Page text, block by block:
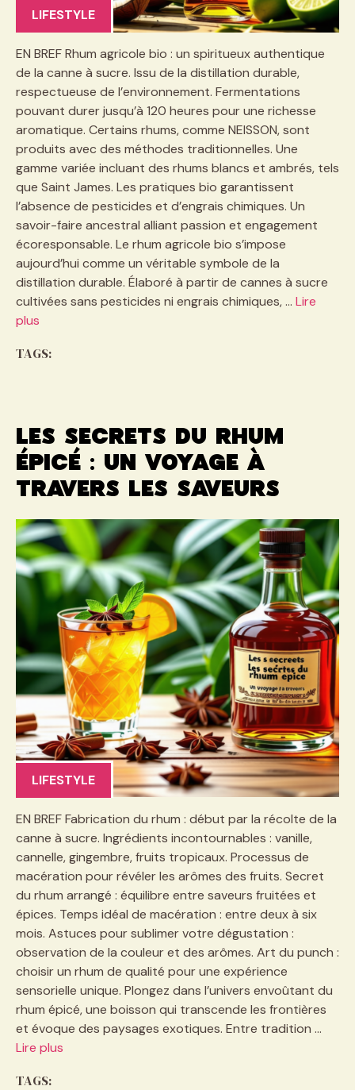
LIFESTYLE
EN BREF Rhum agricole bio : un spiritueux authentique
de la canne à sucre. Issu de la distillation durable,
respectueuse de l’environnement. Fermentations
pouvant durer jusqu’à 120 heures pour une richesse
aromatique. Certains rhums, comme NEISSON, sont
produits avec des méthodes traditionnelles. Une
gamme variée incluant des rhums blancs et ambrés, tels
que Saint James. Les pratiques bio garantissent
l’absence de pesticides et d’engrais chimiques. Un
savoir-faire ancestral alliant passion et engagement
écoresponsable. Le rhum agricole bio s’impose
aujourd’hui comme un véritable symbole de la
distillation durable. Élaboré à partir de cannes à sucre
cultivées sans pesticides ni engrais chimiques, … Lire
plus
TAGS:
Les secrets du rhum
épicé : un voyage à
travers les saveurs
LIFESTYLE
EN BREF Fabrication du rhum : début par la récolte de la
canne à sucre. Ingrédients incontournables : vanille,
cannelle, gingembre, fruits tropicaux. Processus de
macération pour révéler les arômes des fruits. Secret
du rhum arrangé : équilibre entre saveurs fruitées et
épices. Temps idéal de macération : entre deux à six
mois. Astuces pour sublimer votre dégustation :
observation de la couleur et des arômes. Art du punch :
choisir un rhum de qualité pour une expérience
sensorielle unique. Plongez dans l’univers envoûtant du
rhum épicé, une boisson qui transcende les frontières
et évoque des paysages exotiques. Entre tradition …
Lire plus
TAGS: